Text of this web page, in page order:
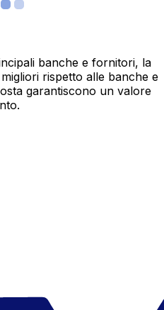
banche e fornitori, la
rispetto alle banche e
garantiscono un valore